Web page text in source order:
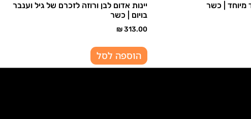
מיוחד | כשר
יינות אדום לבן ורוזה לזכרם של גיל וענבר
בויום | כשר
₪313.00
הוספה לסל